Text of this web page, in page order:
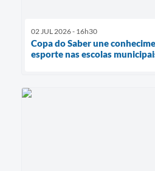
02 JUL 2026 - 16h30
Copa do Saber une
esporte nas escolas